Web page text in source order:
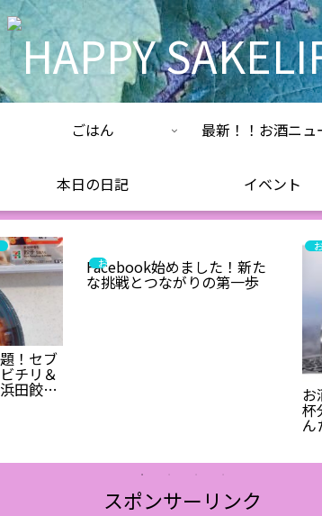
ごはん 最新！！お酒ニュ
本日の日記 イベント
！セブ
チリ＆
田餃
雅功コ
お知らせ
Facebook始めました！新た
な挑戦とつながりの第一歩
お
杯
ん
スポンサーリンク